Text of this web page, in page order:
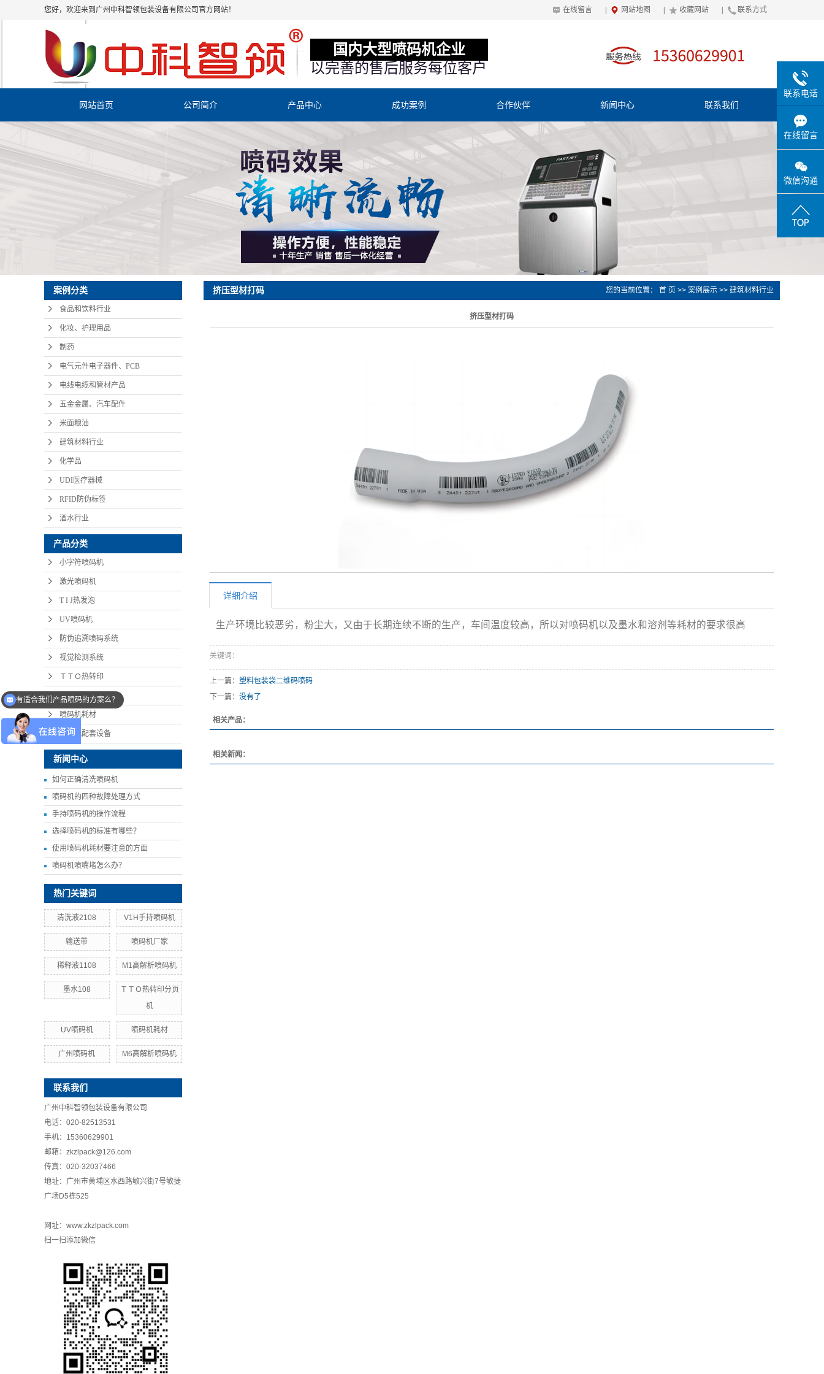
您好，欢迎来到广州中科智领包装设备有限公司官方网站！ 在线留言 网站地图 收藏网站 联系方式
国内大型喷码机企业
以完善的售后服务每位客户
网站首页 公司简介 产品中心
激光喷码机
T I J热发泡
UV喷码机
防伪追溯喷码系统
视觉检测系统
ＴＴＯ热转印
成功案例
化妆、护理用品
制药
电气元件电子器件、PCB
电线电缆和管材产品
五金金属、汽车配件
米面粮油
合作伙伴 新闻中心 联系我们
案例分类
食品和饮料行业
化妆、护理用品
制药
电气元件电子器件、PCB
电线电缆和管材产品
五金金属、汽车配件
米面粮油
建筑材料行业
化学品
UDI医疗器械
RFID防伪标签
酒水行业
产品分类
小字符喷码机
激光喷码机
T I J热发泡
UV喷码机
防伪追溯喷码系统
视觉检测系统
ＴＴＯ热转印
手持喷码机
喷码机耗材
喷码机配套设备
新闻中心
如何正确清洗喷码机
喷码机的四种故障处理方式
手持喷码机的操作流程
选择喷码机的标准有哪些？
使用喷码机耗材要注意的方面
喷码机喷嘴堵怎么办？
热门关键词
清洗液2108 V1H手持喷码机
输送带 喷码机厂家
稀释液1108 M1高解析喷码机
墨水108
ＴＴＯ热转印分页
机
UV喷码机 喷码机耗材
广州喷码机 M6高解析喷码机
联系我们
广州中科智领包装设备有限公司
电话：020-82513531
手机：15360629901
邮箱：zkzlpack@126.com
传真：020-32037466
地址：广州市黄埔区水西路敏兴街7号敏捷
广场D5栋525
网址： www.zkzlpack.com
扫一扫添加微信
挤压型材打码 您的当前位置： 首 页 >> 案例展示 >> 建筑材料行业
挤压型材打码
详细介绍
生产环境比较恶劣，粉尘大，又由于长期连续不断的生产，车间温度较高，所以对喷码机以及墨水和溶剂等耗材的要求很高
关键词：
上一篇： 塑料包装袋二维码喷码
下一篇： 没有了
相关产品：
相关新闻：
联系电话
在线留言
微信沟通
有适合我们产品喷码的方案么？